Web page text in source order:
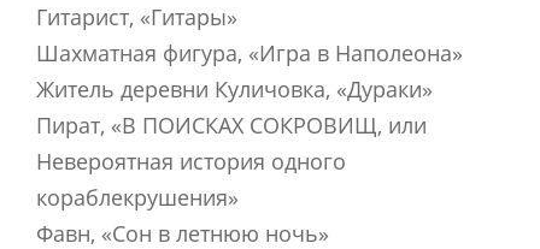
Гитарист, «Гитары»
Шахматная фигура, «Игра в Наполеона»
Житель деревни Куличовка, «Дураки»
Пират, «В ПОИСКАХ СОКРОВИЩ, или
Невероятная история одного
кораблекрушения»
Фавн, «Сон в летнюю ночь»